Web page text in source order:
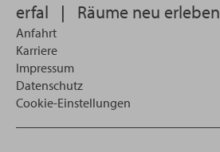
erfal | Räume neu erleben
Anfahrt
Karriere
Impressum
Datenschutz
Cookie-Einstellungen